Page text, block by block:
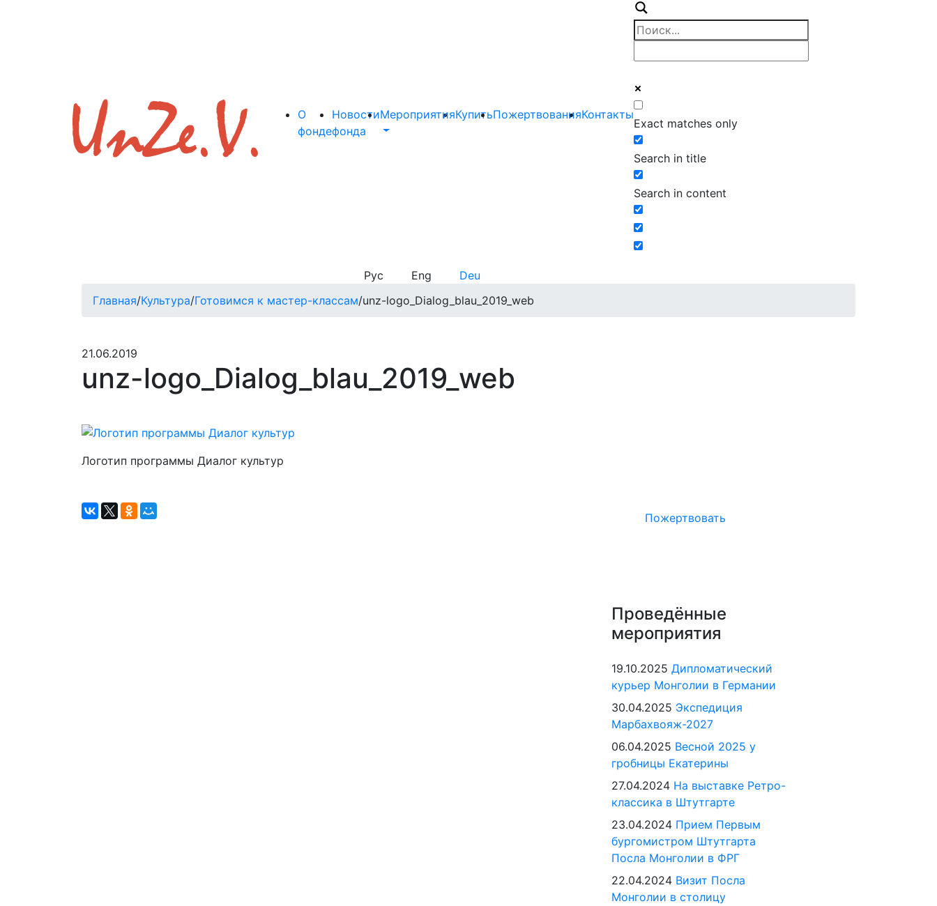
О
фонде
Новости
фонда
МероприятияКупитьПожертвованияКонтакты
Exact matches only
Search in title
Search in content
Рус Eng
Deu
Главная/Культура/Готовимся к мастер-классам/unz-logo_Dialog_blau_2019_web
21.06.2019
unz-logo_Dialog_blau_2019_web
Логотип программы Диалог культур
Пожертвовать
Проведённые
мероприятия
19.10.2025 Дипломатический
курьер Монголии в Германии
30.04.2025 Экспедиция
Марбахвояж-2027
06.04.2025 Весной 2025 у
гробницы Екатерины
27.04.2024 На выставке Ретро-
классика в Штутгарте
23.04.2024 Прием Первым
бургомистром Штутгарта
Посла Монголии в ФРГ
22.04.2024 Визит Посла
Монголии в столицу